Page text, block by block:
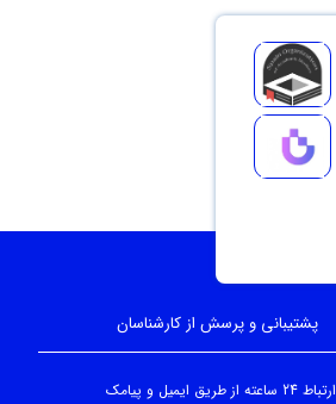
پشتیبانی و پرسش از کارشناسان
ارتباط 24 ساعته از طریق ایمیل و پیامک